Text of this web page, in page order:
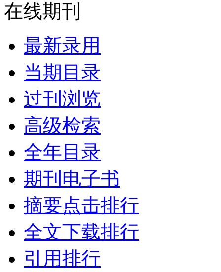
在线期刊
最新录用
当期目录
过刊浏览
高级检索
全年目录
期刊电子书
摘要点击排行
全文下载排行
引用排行